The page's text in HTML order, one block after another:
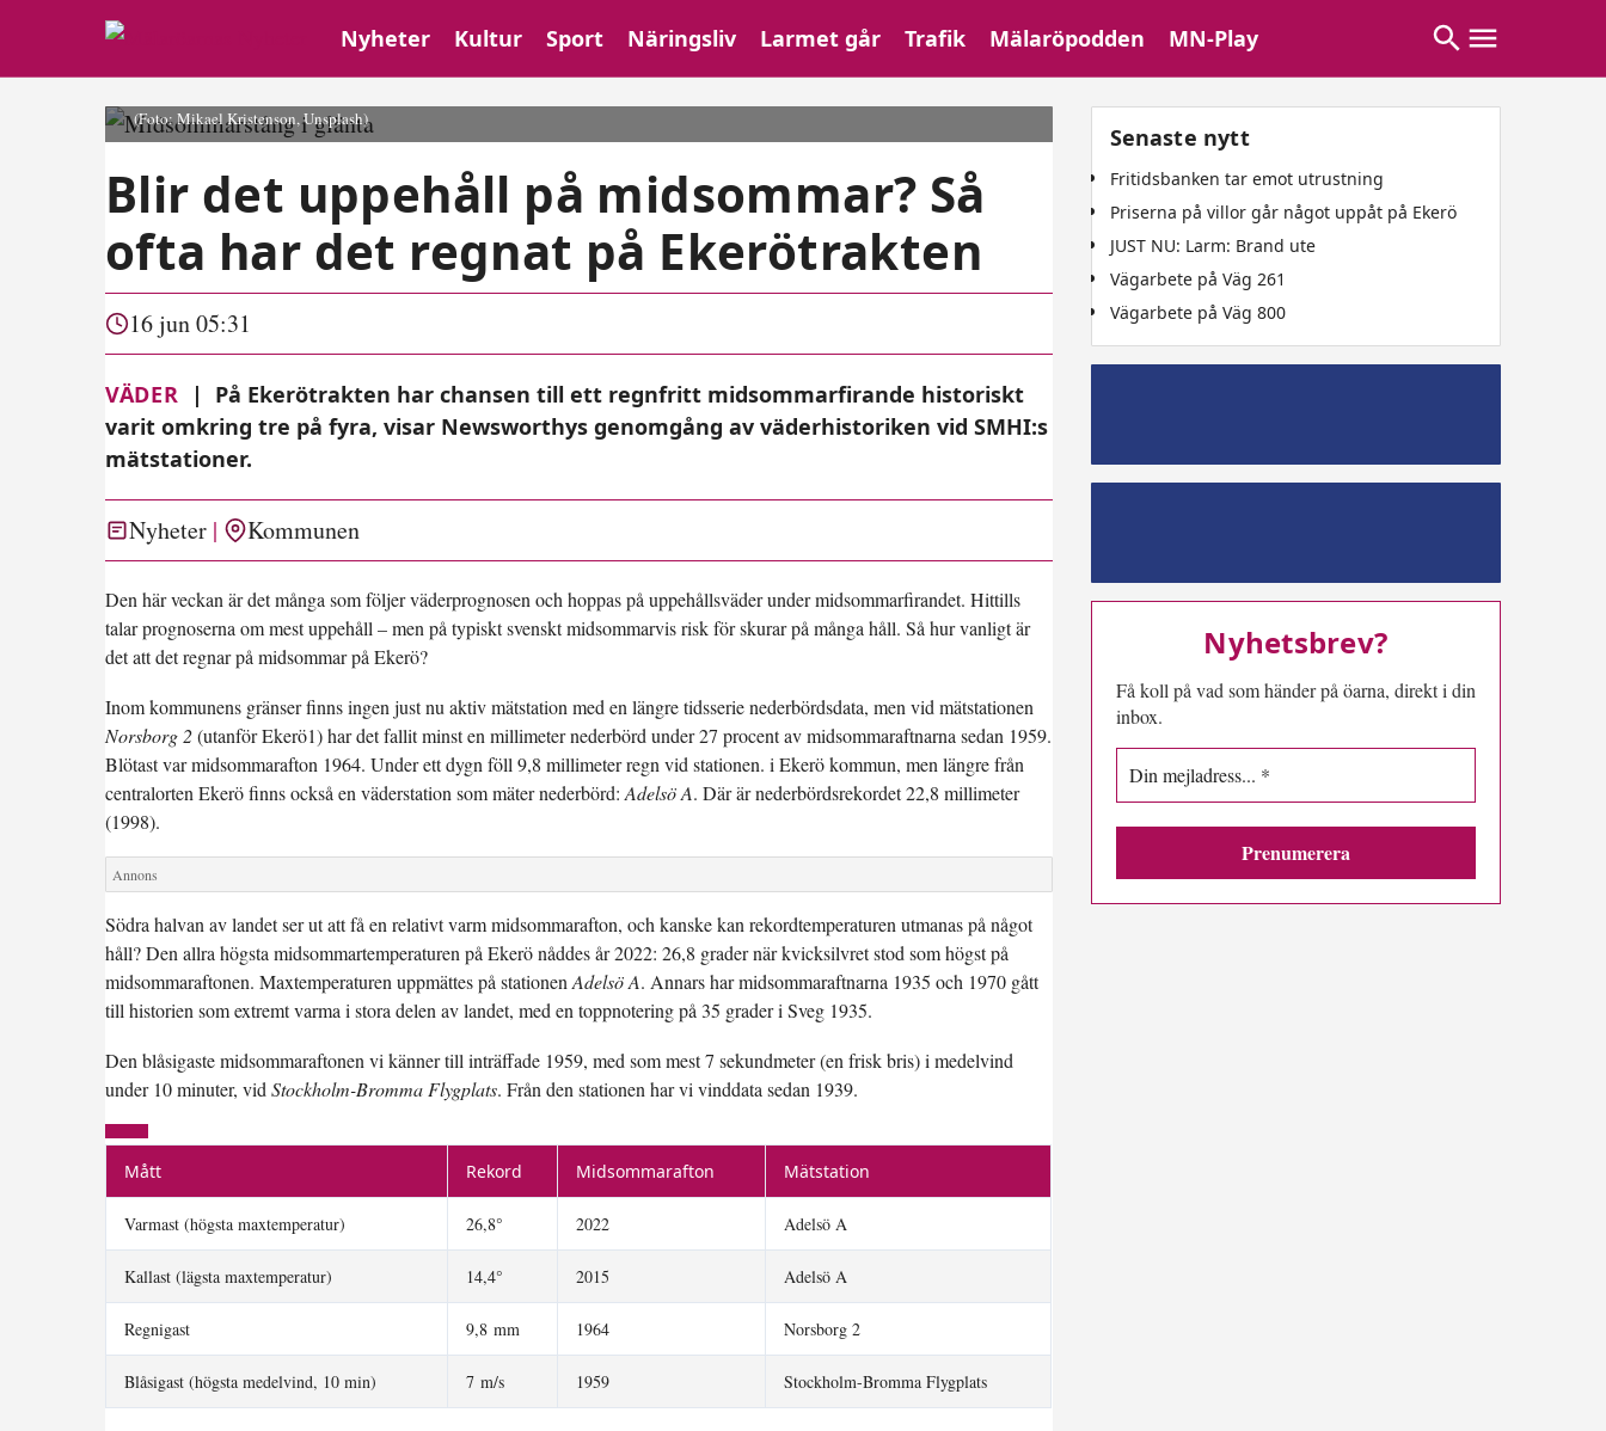
Nyheter Kultur Sport Näringsliv Larmet går Trafik Mälaröpodden MN-Play
(Foto: Mikael Kristenson, Unsplash)
Blir det uppehåll på mid­sommar? Så
ofta har det regnat på Ekerötrakten
16 jun 05:31
VÄDER |
På Ekerötrakten har chansen till ett regnfritt midsommarfirande historiskt
varit omkring tre på fyra, visar Newsworthys genomgång av väderhistoriken vid SMHI:s
mätstationer.
Nyheter Kommunen
Den här veckan är det många som följer väderprognosen och hoppas på uppehållsväder under midsommarfirandet. Hittills
talar prognoserna om mest uppehåll – men på typiskt svenskt midsommarvis risk för skurar på många håll. Så hur vanligt är
det att det regnar på midsommar på Ekerö?
Inom kommunens gränser finns ingen just nu aktiv mätstation med en längre tidsserie nederbördsdata, men vid mätstationen
Norsborg 2(utanför Ekerö1) har det fallit minst en millimeter nederbörd under 27 procent av midsommaraftnarna sedan 1959.
Blötast var midsommarafton 1964. Under ett dygn föll 9,8 millimeter regn vid stationen. i Ekerö kommun, men längre från
centralorten Ekerö finns också en väderstation som mäter nederbörd: Adelsö A. Där är nederbördsrekordet 22,8 millimeter
(1998).
Södra halvan av landet ser ut att få en relativt varm midsommarafton, och kanske kan rekordtemperaturen utmanas på något
håll? Den allra högsta midsommartemperaturen på Ekerö nåddes år 2022: 26,8 gradernär kvicksilvret stod som högst på
midsommaraftonen. Maxtemperaturen uppmättes på stationen Adelsö A. Annars har midsommaraftnarna 1935 och 1970 gått
till historien som extremt varma i stora delen av landet, med en toppnotering på 35 grader i Sveg 1935.
Den blåsigaste midsommaraftonen vi känner till inträffade 1959, med som mest 7 sekundmeter(en frisk bris) i medelvind
under 10 minuter, vid Stockholm-Bromma Flygplats. Från den stationen har vi vinddata sedan 1939.
Mått Rekord Midsommarafton Mätstation
Varmast (högsta maxtemperatur) 26,8° 2022 Adelsö A
Kallast (lägsta maxtemperatur) 14,4° 2015 Adelsö A
Regnigast 9,8 mm 1964 Norsborg 2
Blåsigast (högsta medelvind, 10 min) 7 m/s 1959 Stockholm-Bromma Flygplats
Senaste nytt
Fritidsbanken tar emot utrustning
Priserna på villor går något uppåt på Ekerö
JUST NU: Larm: Brand ute
Vägarbete på Väg 261
Vägarbete på Väg 800
Nyhetsbrev?
Få koll på vad som händer på öarna, direkt i din
inbox.